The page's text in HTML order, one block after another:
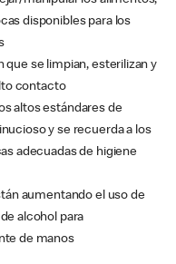
disponibles para los
que se limpian, esterilizan y
contacto
altos estándares de
y se recuerda a los
adecuadas de higiene
aumentando el uso de
alcohol para
de manos